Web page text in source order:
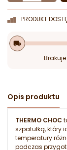
PRODUKT
local_shipping
Brakuje
Opis produktu
THERMO CHOC
szpatułką, który
temperatury
podczas